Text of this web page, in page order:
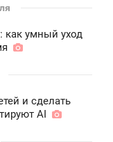
как умный уход
и сделать
AI